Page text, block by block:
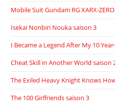
Mobile Suit Gundam RG XARX-ZERO
Isekai Nonbiri Nouka saison 3
I Became a Legend After My 10
Cheat Skill in Another World saison
The Exiled Heavy Knight Knows
The 100 Girlfriends saison 3